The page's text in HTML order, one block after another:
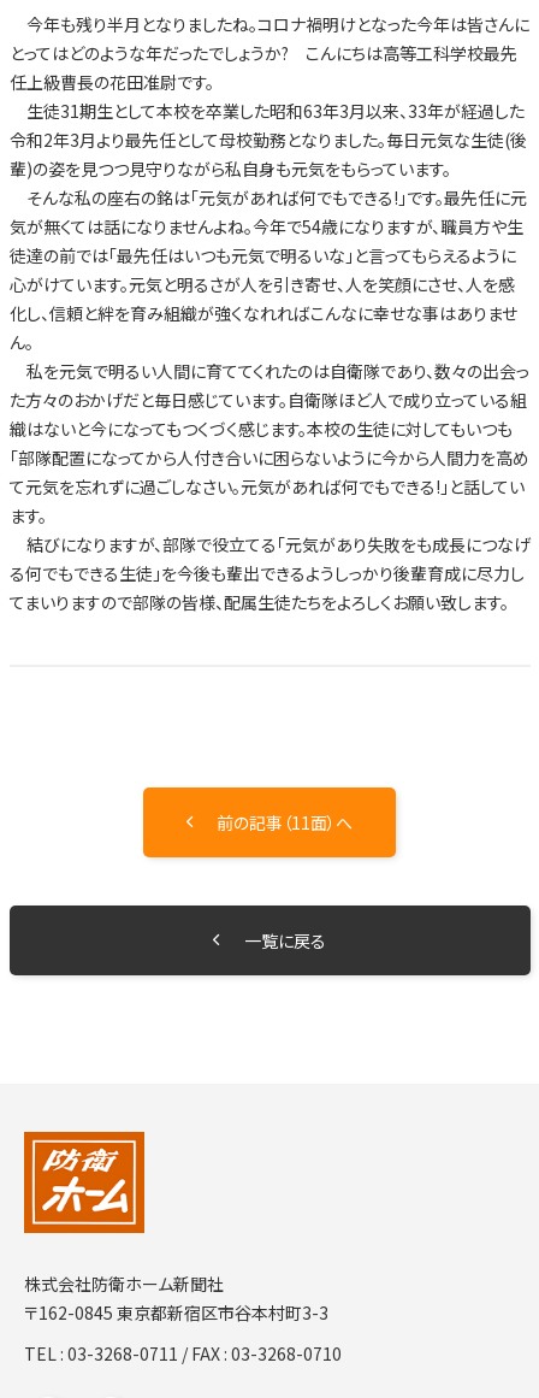
今年も残り半月となりましたね。コロナ禍明けとなった今年は皆さんに
とってはどのような年だったでしょうか? こんにちは高等工科学校最先
任上級曹長の花田准尉です。
生徒31期生として本校を卒業した昭和63年3月以来、33年が経過した
令和2年3月より最先任として母校勤務となりました。毎日元気な生徒(後
輩)の姿を見つつ見守りながら私自身も元気をもらっています。
そんな私の座右の銘は「元気があれば何でもできる!」です。最先任に元
気が無くては話になりませんよね。今年で54歳になりますが、職員方や生
徒達の前では「最先任はいつも元気で明るいな」と言ってもらえるように
心がけています。元気と明るさが人を引き寄せ、人を笑顔にさせ、人を感
化し、信頼と絆を育み組織が強くなれればこんなに幸せな事はありませ
ん。
私を元気で明るい人間に育ててくれたのは自衛隊であり、数々の出会っ
た方々のおかげだと毎日感じています。自衛隊ほど人で成り立っている組
織はないと今になってもつくづく感じます。本校の生徒に対してもいつも
「部隊配置になってから人付き合いに困らないように今から人間力を高め
て元気を忘れずに過ごしなさい。元気があれば何でもできる!」と話してい
ます。
結びになりますが、部隊で役立てる「元気があり失敗をも成長につなげ
る何でもできる生徒」を今後も輩出できるようしっかり後輩育成に尽力し
てまいりますので部隊の皆様、配属生徒たちをよろしくお願い致します。
前の記事（11面）へ
一覧に戻る
株式会社防衛ホーム新聞社
〒162-0845 東京都新宿区市谷本村町3-3
TEL :03-3268-0711 / FAX : 03-3268-0710